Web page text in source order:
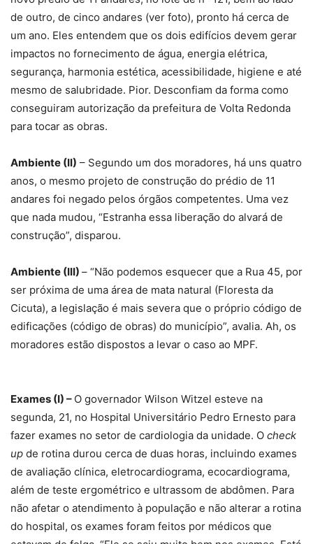
que nada mudou, “Estranha essa liberação do alvará de
construção”, disparou.
Ambiente (III)
– “Não podemos esquecer que a Rua 45, por
ser próxima de uma área de mata natural (Floresta da
Cicuta), a legislação é mais severa que o próprio código de
edificações (código de obras) do município”, avalia. Ah, os
moradores estão dispostos a levar o caso ao MPF.
Exames (I) –
O governador Wilson Witzel esteve na
segunda, 21, no Hospital Universitário Pedro Ernesto para
fazer exames no setor de cardiologia da unidade. O
check
up
de rotina durou cerca de duas horas, incluindo exames
além de teste ergométrico e ultrassom de abdômen. Para
não afetar o atendimento à população e não alterar a rotina
do hospital, os exames foram feitos por médicos que
estavam de folga. “Ele se saiu muito bem nos exames. Está
plenamente apto a realizar suas funções. Aliás, o teste de
de cardiologia, Denilson Campos de Albuquerque.
Exames (II) – A unidade hospitalar vai ganhar, em
fevereiro, uma nova enfermaria com 20 leitos. Tem mais.
Vai ganhar um novo equipamento de tomografia, outro de
ressonância magnética, cateterismo e de radioterapia para
tratamento do câncer. O Pedro Ernesto, que é referência
em diversas especialidades, além de ser um importante